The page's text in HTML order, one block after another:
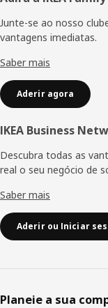
Junte-se ao nosso
vantagens imediatas.
Saber mais
Aderir agora
IKEA Business
Descubra todas as
real o seu negócio de
Saber mais
Aderir ou Iniciar
Planeie a sua